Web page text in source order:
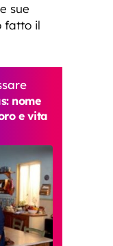
sue
fatto il
nome
e vita